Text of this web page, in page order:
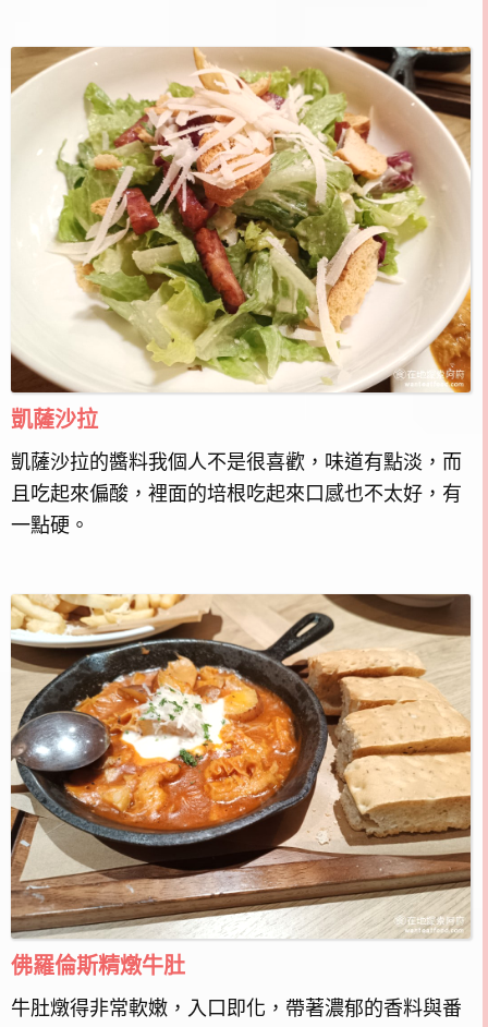
凱薩沙拉
凱薩沙拉的醬料我個人不是很喜歡，味道有點淡，而
且吃起來偏酸，裡面的培根吃起來口感也不太好，有
一點硬。
佛羅倫斯精燉牛肚
牛肚燉得非常軟嫩，入口即化，帶著濃郁的香料與番